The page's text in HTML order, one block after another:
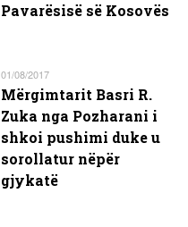
Pavarësisë së Kosovës
01/08/2017
Mërgimtarit Basri R.
Zuka nga Pozharani i
shkoi pushimi duke u
sorollatur nëpër
gjykatë